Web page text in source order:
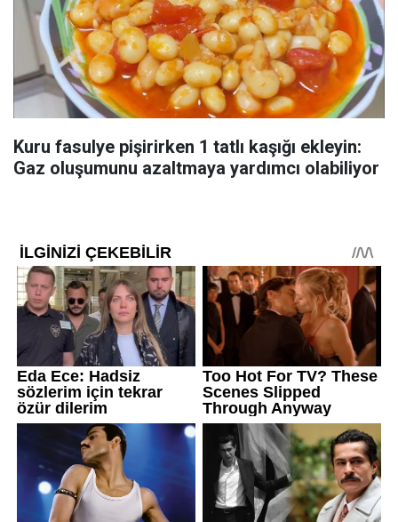
Kuru fasulye pişirirken 1 tatlı kaşığı ekleyin:
Gaz oluşumunu azaltmaya yardımcı olabiliyor